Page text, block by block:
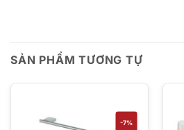
SẢN PHẨM TƯƠNG TỰ
-7%